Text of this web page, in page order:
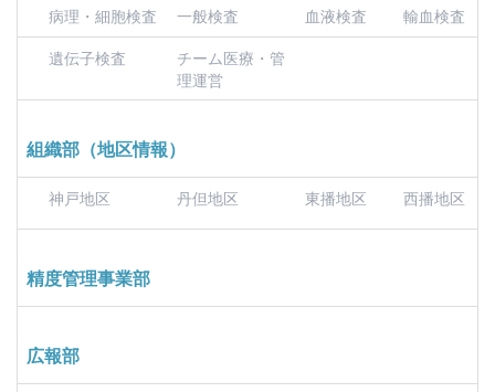
病理・細胞検査
一般検査 血液検査
輸血検査
遺伝子検査
チーム医療・管
理運営
組織部（地区情報）
神戸地区 丹但地区 東播地区 西播地区
精度管理事業部
広報部